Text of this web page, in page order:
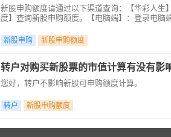
新股申购额度请通过以下渠道查询：【华彩人
度】查询新股申购额度。【电脑端】：登录电
华彩人生1点通（V7.29）及以上版本进行查询。
新股申购 新股申购额度
转户对购买新股票的市值计算有没有影
您好，转户不影响新股可申购额度计算。
转户 新股申购额度